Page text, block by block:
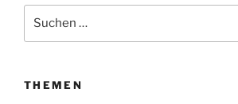
Suchen
THEMEN